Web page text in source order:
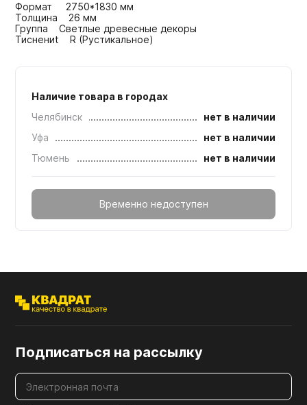
Формат 2750*1830 мм
Толщина 26 мм
Группа Светлые древесные декоры
Тиснениt R (Рустикальное)
Наличие товара в городах
Челябинск
нет в наличии
Уфа
нет в наличии
Тюмень
нет в наличии
Временно недоступен
Подписаться на рассылку